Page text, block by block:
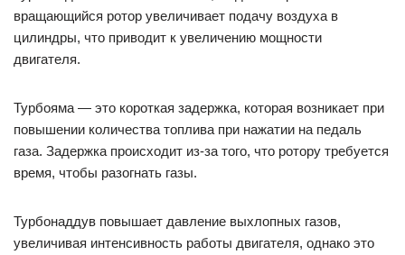
вращающийся ротор увеличивает подачу воздуха в
цилиндры, что приводит к увеличению мощности
двигателя.
Турбояма — это короткая задержка, которая возникает при
повышении количества топлива при нажатии на педаль
газа. Задержка происходит из-за того, что ротору требуется
время, чтобы разогнать газы.
Турбонаддув повышает давление выхлопных газов,
увеличивая интенсивность работы двигателя, однако это